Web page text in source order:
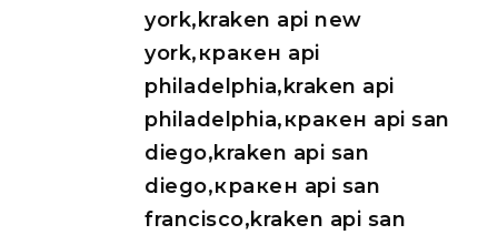
york,kraken api new
york,кракен api
philadelphia,kraken api
philadelphia,кракен api san
diego,kraken api san
diego,кракен api san
francisco,kraken api san